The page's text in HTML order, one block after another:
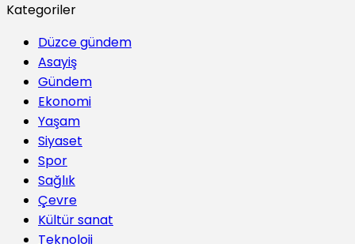
Kategoriler
Düzce gündem
Asayiş
Gündem
Ekonomi
Yaşam
Siyaset
Spor
Sağlık
Çevre
Kültür sanat
Teknoloji